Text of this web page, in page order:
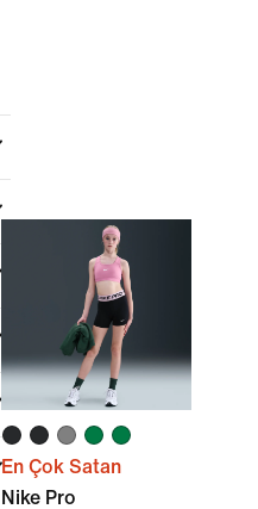
En Çok Satan
Nike Pro